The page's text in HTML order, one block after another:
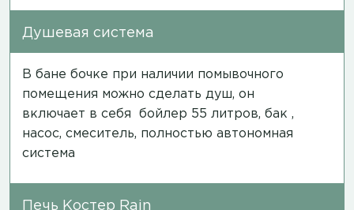
Душевая система
В бане бочке при наличии помывочного
помещения можно сделать душ, он
включает в себя бойлер 55 литров, бак ,
насос, смеситель, полностью автономная
система
Печь Костер Rain